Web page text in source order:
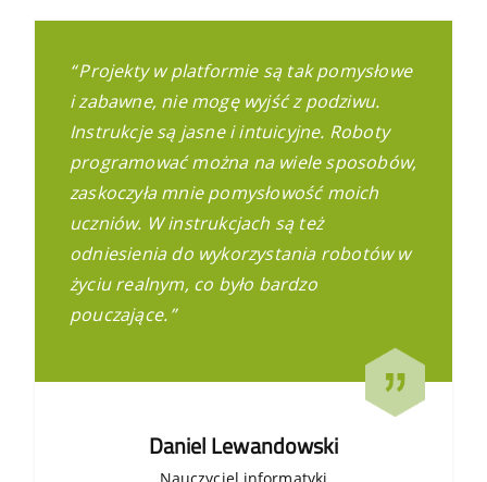
Projekty w platformie są tak pomysłowe
i zabawne, nie mogę wyjść z podziwu.
Instrukcje są jasne i intuicyjne. Roboty
programować można na wiele sposobów,
zaskoczyła mnie pomysłowość moich
uczniów. W instrukcjach są też
odniesienia do wykorzystania robotów w
życiu realnym, co było bardzo
pouczające.
Daniel Lewandowski
Nauczyciel informatyki